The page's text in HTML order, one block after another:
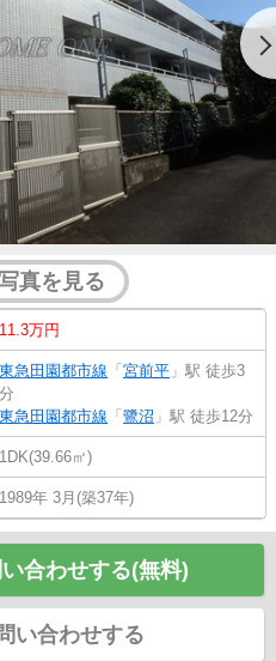
真を見る
11.3万円
東急田園都市線 「 宮前平 」駅 徒歩3
分
東急田園都市線 「 鷺沼 」駅 徒歩12分
1DK(39.66㎡)
1989年 3月(築37年)
合わせする(無料)
い合わせする